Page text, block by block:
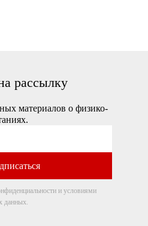
рассылку
материалов о физико-
и условиями
данных.